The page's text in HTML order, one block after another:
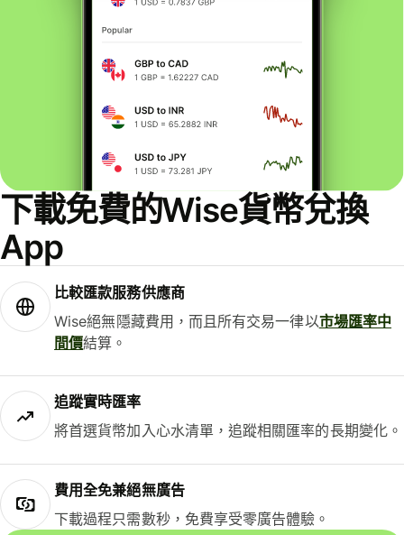
下載免費的Wise貨幣兌換
App
比較匯款服務供應商
Wise絕無隱藏費用，而且所有交易一律以市場匯率中
間價結算。
追蹤實時匯率
將首選貨幣加入心水清單，追蹤相關匯率的長期變化。
費用全免兼絕無廣告
下載過程只需數秒，免費享受零廣告體驗。